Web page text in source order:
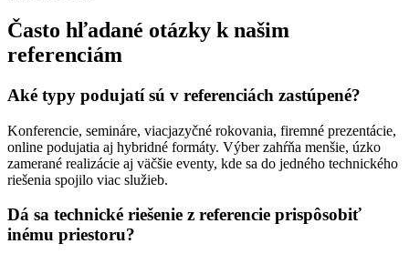
Často hľadané otázky k našim
referenciám
Aké typy podujatí sú v referenciách zastúpené?
Konferencie, semináre, viacjazyčné rokovania, firemné prezentácie,
online podujatia aj hybridné formáty. Výber zahŕňa menšie, úzko
zamerané realizácie aj väčšie eventy, kde sa do jedného technického
riešenia spojilo viac služieb.
Dá sa technické riešenie z referencie prispôsobiť
inému priestoru?